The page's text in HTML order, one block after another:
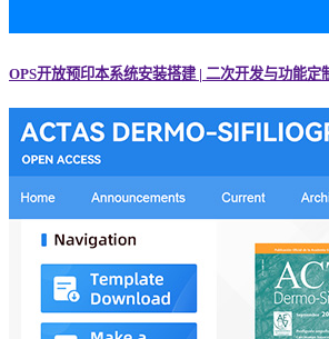
OPS开放预印本系统安装搭建 | 二次开发与功能定